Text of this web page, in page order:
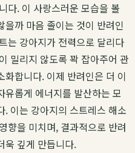
다. 이 사랑스러운 모습을 볼
까 마음 졸이는 것이 반려인
는 강아지가 전력으로 달리다
밀리지 않도록 꽉 잡아주어 관
합니다. 이제 반려인은 더 이
롭게 에너지를 발산하는 모
. 이는 강아지의 스트레스 해소
향을 미치며, 결과적으로 반려
욱 깊게 만듭니다.